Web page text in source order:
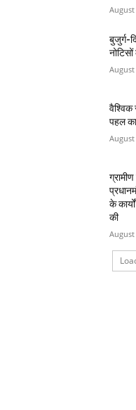
August
बुजुर्ग-
August
पहल
August
के
की
August